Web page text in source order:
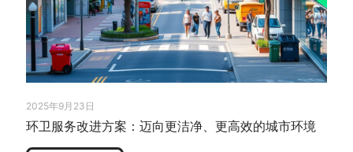
2025年9月23日
环卫服务改进方案：迈向更洁净、更高效的城市环境